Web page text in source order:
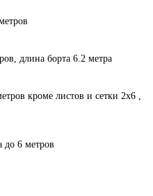
длина борта 6.2 метра
кроме листов и сетки 2х6 ,
до 6 метров